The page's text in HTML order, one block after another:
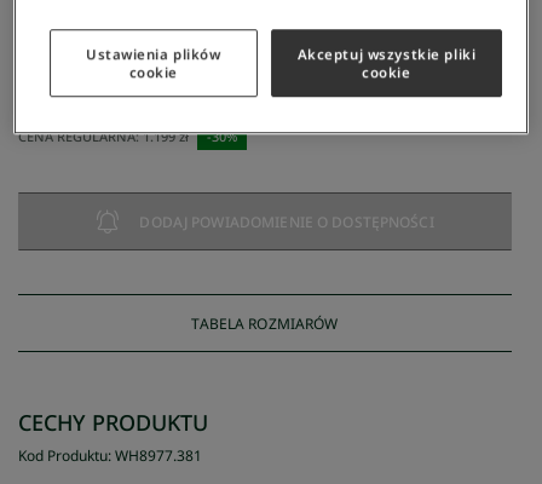
Dres Lacoste Tennis x Novak Djokovic
839 zł
CENA REGULARNA: 1.199 zł -30%
DODAJ POWIADOMIENIE O DOSTĘPNOŚCI
TABELA ROZMIARÓW
CECHY PRODUKTU
Kod Produktu:WH8977.381
Ustawienia plików
cookie
Akceptuj wszystkie pliki
cookie